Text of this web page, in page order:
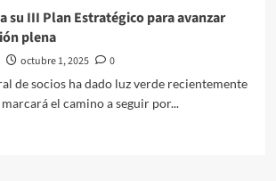
su III Plan Estratégico para avanzar
plena
octubre 1, 2025
0
de socios ha dado luz verde recientemente
el camino a seguir por...